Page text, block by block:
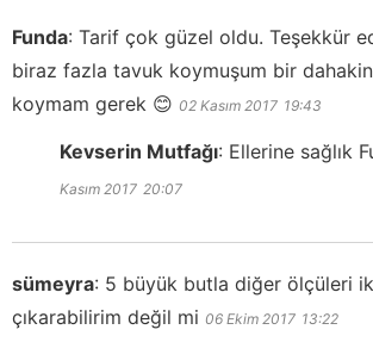
Funda: Tarif çok güzel oldu. Teşekkür
biraz fazla tavuk koymuşum bir
koymam gerek 😊 02 Kasım 2017 19:43
Kevserin Mutfağı: Ellerine sağlık
Kasım 2017 20:07
sümeyra: 5 büyük butla diğer ölçüleri
çıkarabilirim değil mi 06 Ekim 2017 13:22